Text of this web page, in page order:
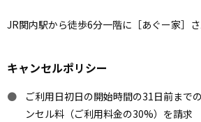
JR関内駅から徒歩6分一階に［あぐー家］
キャンセルポリシー
ご利用日初日の開始時間の31日前まで
ンセル料（ご利用料金の30%）を請求